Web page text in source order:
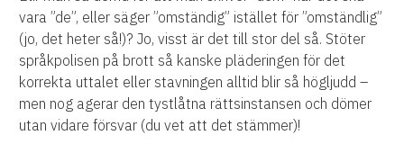
vara ”de”, eller säger ”omständig” istället för ”omständlig”
(jo, det heter så!)? Jo, visst är det till stor del så. Stöter
språkpolisen på brott så kanske pläderingen för det
korrekta uttalet eller stavningen alltid blir så högljudd –
men nog agerar den tystlåtna rättsinstansen och dömer
utan vidare försvar (du vet att det stämmer)!